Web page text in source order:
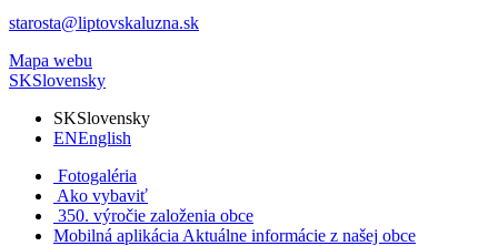
starosta@liptovskaluzna.sk
Mapa webu
SKSlovensky
SKSlovensky
ENEnglish
Fotogaléria
Ako vybaviť
350. výročie založenia obce
Mobilná aplikácia Aktuálne informácie z našej obce